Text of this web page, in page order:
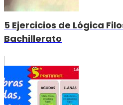
5 Ejercicios de Lógica
Bachillerato